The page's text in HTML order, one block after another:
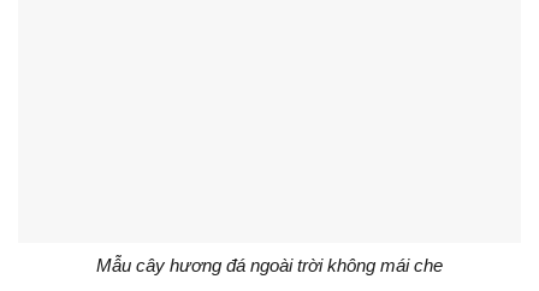
Mẫu cây hương đá ngoài trời không mái che